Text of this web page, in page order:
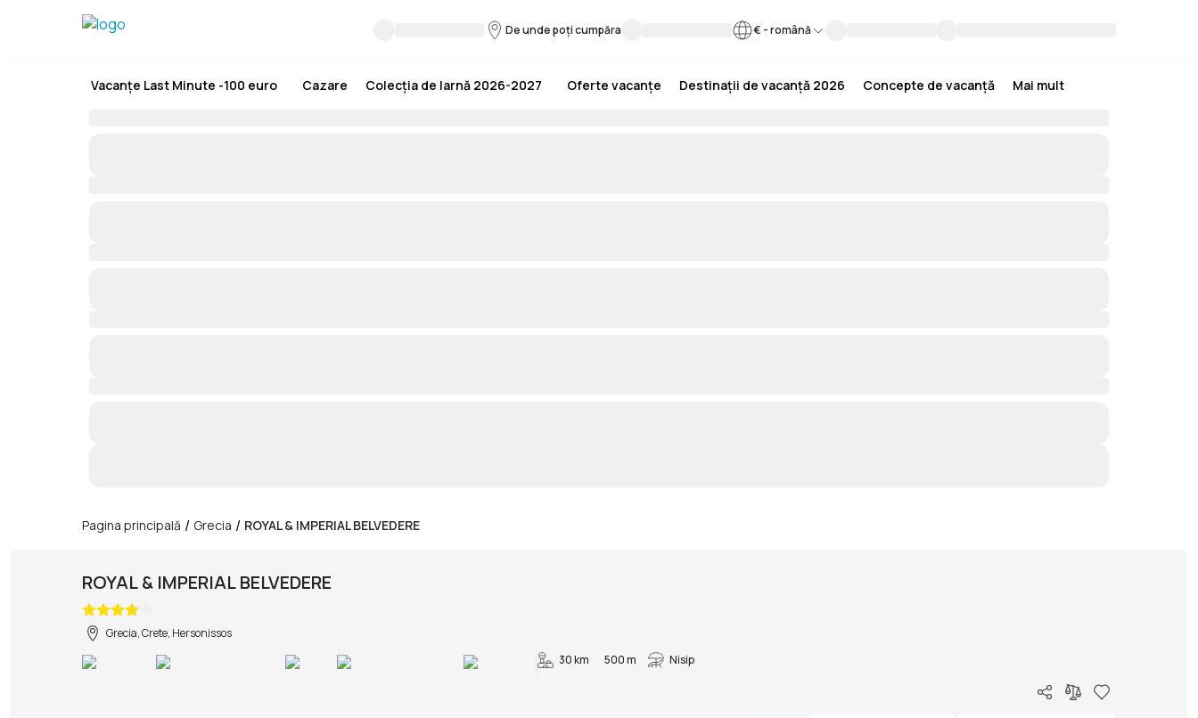
De unde poți cumpăra € -română
Vacanțe Last Minute -100 euro Cazare Colecția de Iarnă 2026-2027 Oferte vacanțe Destinații de vacanță 2026 Concepte de vacanță Mai mult
Pagina principală / Grecia / ROYAL & IMPERIAL BELVEDERE
ROYAL & IMPERIAL BELVEDERE
Grecia, Crete, Hersonissos
30 km
500 m Nisip